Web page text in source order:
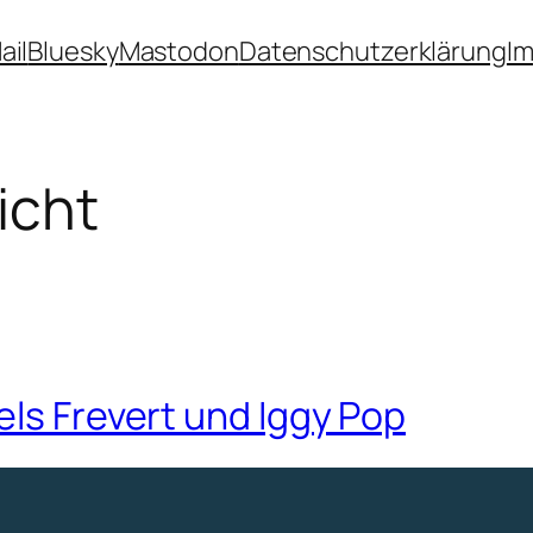
BlueskyMastodonDatenschutzerklärung
Frevert und Iggy Pop